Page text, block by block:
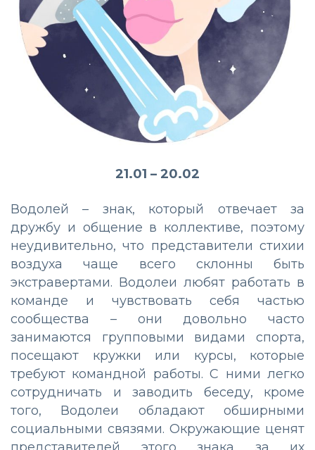
21.01 – 20.02
Водолей – знак, который отвечает за
дружбу и общение в коллективе, поэтому
неудивительно, что представители стихии
воздуха чаще всего склонны быть
экстравертами. Водолеи любят работать в
команде и чувствовать себя частью
сообщества – они довольно часто
занимаются групповыми видами спорта,
посещают кружки или курсы, которые
требуют командной работы. С ними легко
сотрудничать и заводить беседу, кроме
того, Водолеи обладают обширными
социальными связями. Окружающие ценят